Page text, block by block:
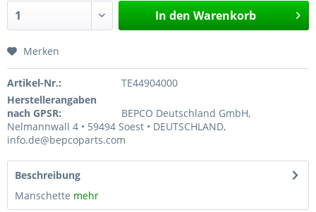
In den Warenkorb
Merken
Artikel-Nr.:
TE44904000
Herstellerangaben
nach GPSR:
BEPCO Deutschland GmbH,
Nelmannwall 4 • 59494 Soest • DEUTSCHLAND,
info.de@bepcoparts.com
Beschreibung
Manschette mehr